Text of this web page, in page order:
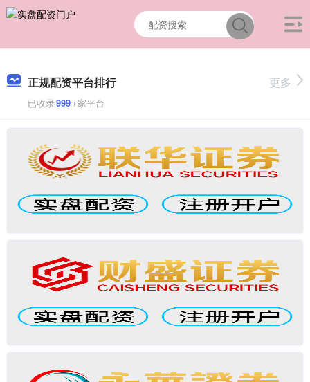
正规配资平台排行
已收录999+家平台
更多